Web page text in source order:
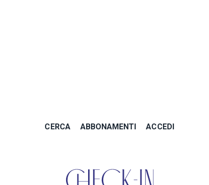
CERCA ABBONAMENTI ACCEDI